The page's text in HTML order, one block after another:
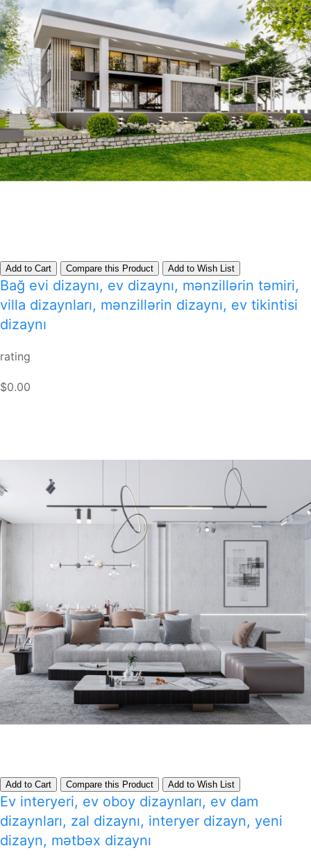
Add to Cart Compare this Product Add to Wish List
Bağ evi dizaynı, ev dizaynı, mənzillərin təmiri,
villa dizaynları, mənzillərin dizaynı, ev tikintisi
dizaynı
rating
$0.00
Add to Cart Compare this Product Add to Wish List
Ev interyeri, ev oboy dizaynları, ev dam
dizaynları, zal dizaynı, interyer dizayn, yeni
dizayn, mətbəx dizaynı